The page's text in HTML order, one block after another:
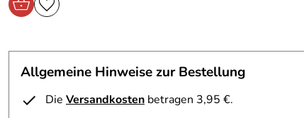
Allgemeine Hinweise zur Bestellung
Die Versandkosten betragen 3,95 €.